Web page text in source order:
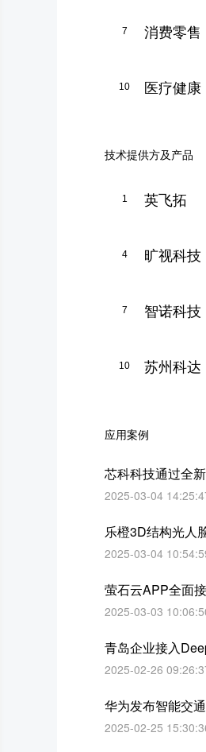
7 消费零售
10 医疗健康
技术提供方及产品
1 英飞拓
4 旷视科技
7 智诺科技
10 苏州科达
应用案例
芯科科技通过全
2025-03-04
乐橙3D结构光人
2025-03-04
萤石云APP全面
2025-03-03
青岛企业接入
2025-02-26
华为发布智能交
2025-02-25